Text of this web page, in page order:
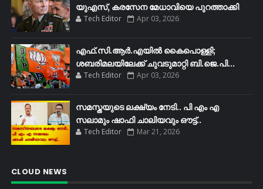
യുഎസ്, കരസേന മേധാവിയെ പുറത്താക്കി
Tech Editor Apr 03, 2026
എഫ്​.സി.ആർ.എയിൽ കൈപൊള്ളി;
ശബരിമലയിലേക്ക്​ ചുവടുമാറ്റി ബി.ജെ.പി...
Tech Editor Apr 03, 2026
സമസ്തയുടെ ലക്ഷ്യം നേടി.. പി എം എ
സലാമും ഷാഫി ചാലിയവും ഔട്ട്..
Tech Editor Mar 21, 2026
CLOUD NEWS